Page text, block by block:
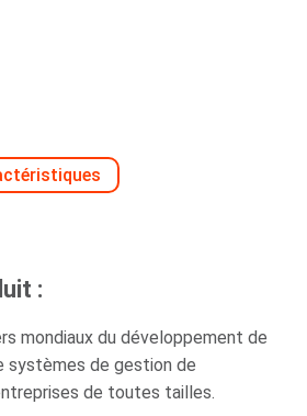
:
mondiaux du développement de
systèmes de gestion de
de toutes tailles.